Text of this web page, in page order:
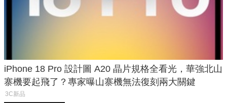
iPhone 18 Pro 設計圖 A20 晶片規格全看光，華強北山
寨機要起飛了？專家曝山寨機無法復刻兩大關鍵
3C新品